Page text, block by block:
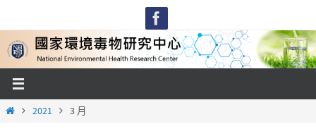
content
Home2021 3 月